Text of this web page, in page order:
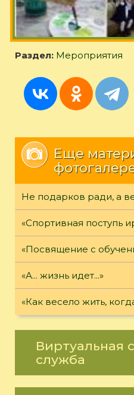
Раздел: Мероприятия
Еще
Не подарков ради, а
«Спортивная поступь
«Посвящение с
«А... жизнь идет...»
«Как весело жить,
Виртуальная
служба